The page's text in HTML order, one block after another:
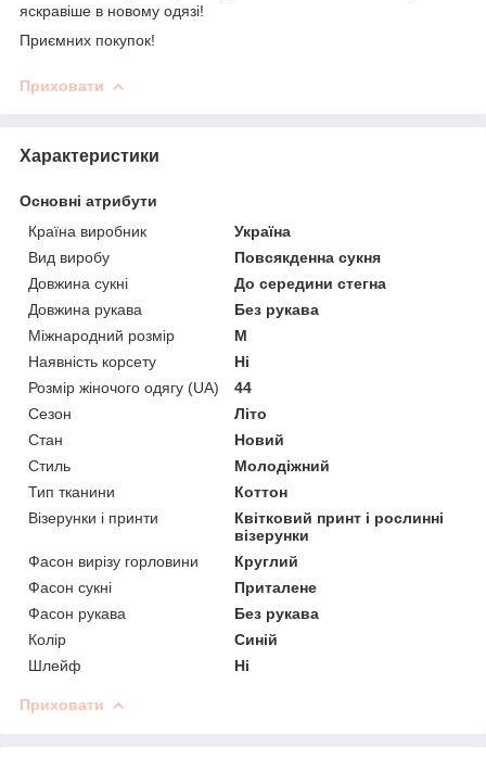
яскравіше в новому одязі!
Приємних покупок!
Приховати
Характеристики
Основні атрибути
Країна виробник
Україна
Вид виробу
Повсякденна сукня
Довжина сукні
До середини стегна
Довжина рукава
Без рукава
Міжнародний розмір
M
Наявність корсету
Ні
Розмір жіночого одягу (UA)
44
Сезон
Літо
Стан
Новий
Стиль
Молодіжний
Тип тканини
Коттон
Візерунки і принти
Квітковий принт і рослинні
візерунки
Фасон вирізу горловини
Круглий
Фасон сукні
Приталене
Фасон рукава
Без рукава
Колір
Синій
Шлейф
Ні
Приховати